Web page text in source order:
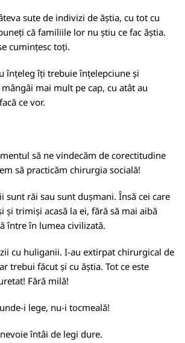
sute de indivizi de ăștia, cu tot cu
că familiile lor nu știu ce fac ăștia.
cumințesc toți.
înțeleg îți trebuie înțelepciune și
mai mult pe cap, cu atât au
ce vor.
să ne vindecăm de corectitudine
să practicăm chirurgia socială!
sunt răi sau sunt dușmani. Însă cei care
și trimiși acasă la ei, fără să mai aibă
între în lumea civilizată.
cu huliganii. I-au extirpat chirurgical de
trebui făcut și cu ăștia. Tot ce este
Fără milă!
i lege, nu-i tocmeală!
întâi de legi dure.